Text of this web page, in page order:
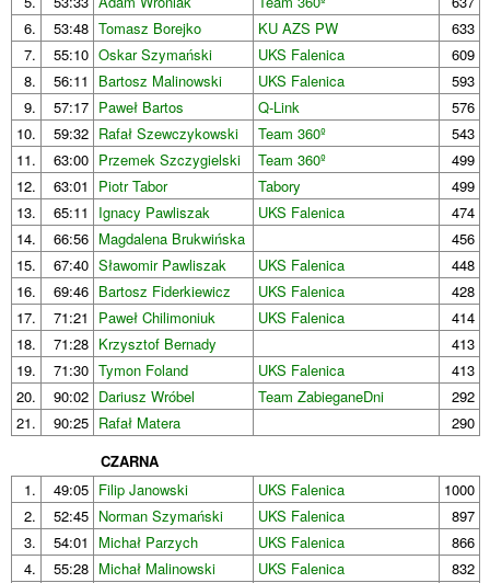
6.
53:48 Tomasz Borejko KU AZS PW
633
7.
55:10 Oskar Szymański UKS Falenica
609
8.
56:11 Bartosz Malinowski UKS Falenica
593
9.
57:17 Paweł Bartos Q-Link
576
10.
59:32 Rafał Szewczykowski Team 360º
543
11.
63:00 Przemek Szczygielski Team 360º
499
12.
63:01 Piotr Tabor Tabory
499
13.
65:11 Ignacy Pawliszak UKS Falenica
474
14.
66:56 Magdalena Brukwińska
456
15.
67:40 Sławomir Pawliszak UKS Falenica
448
16.
69:46 Bartosz Fiderkiewicz UKS Falenica
428
17.
71:21 Paweł Chilimoniuk UKS Falenica
414
18.
71:28 Krzysztof Bernady
413
19.
71:30 Tymon Foland UKS Falenica
413
20.
90:02 Dariusz Wróbel Team ZabieganeDni
292
21.
90:25 Rafał Matera
290
CZARNA
1.
49:05 Filip Janowski UKS Falenica
1000
2.
52:45 Norman Szymański UKS Falenica
897
3.
54:01 Michał Parzych UKS Falenica
866
4.
55:28 Michał Malinowski UKS Falenica
832